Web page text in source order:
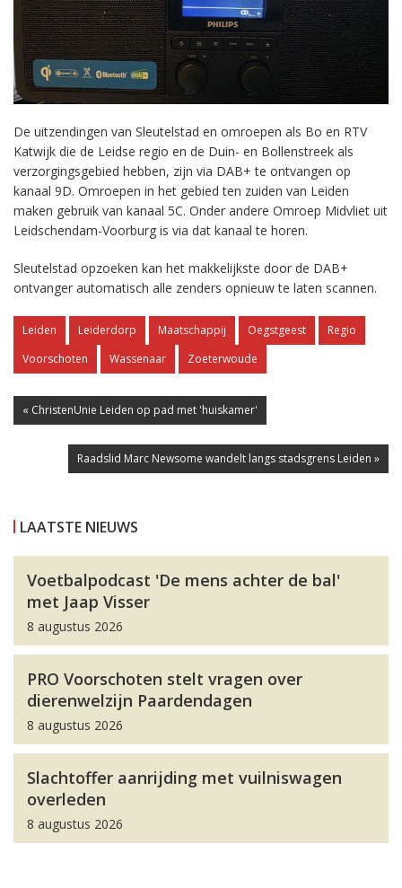
De uitzendingen van Sleutelstad en omroepen als Bo en RTV
Katwijk die de Leidse regio en de Duin- en Bollenstreek als
verzorgingsgebied hebben, zijn via DAB+ te ontvangen op
kanaal 9D. Omroepen in het gebied ten zuiden van Leiden
maken gebruik van kanaal 5C. Onder andere Omroep Midvliet uit
Leidschendam-Voorburg is via dat kanaal te horen.
Sleutelstad opzoeken kan het makkelijkste door de DAB+
ontvanger automatisch alle zenders opnieuw te laten scannen.
Leiden Leiderdorp Maatschappij Oegstgeest
Regio
Voorschoten
Wassenaar Zoeterwoude
« ChristenUnie Leiden op pad met 'huiskamer'
Raadslid Marc Newsome wandelt langs stadsgrens Leiden »
LAATSTE NIEUWS
Voetbalpodcast 'De mens achter de bal'
met Jaap Visser
8 augustus 2026
PRO Voorschoten stelt vragen over
dierenwelzijn Paardendagen
8 augustus 2026
Slachtoffer aanrijding met vuilniswagen
overleden
8 augustus 2026